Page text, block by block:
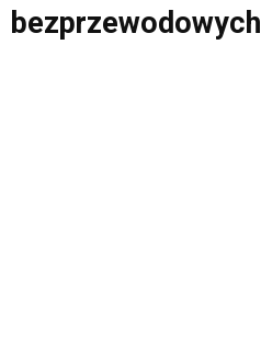
bezprzewodowych